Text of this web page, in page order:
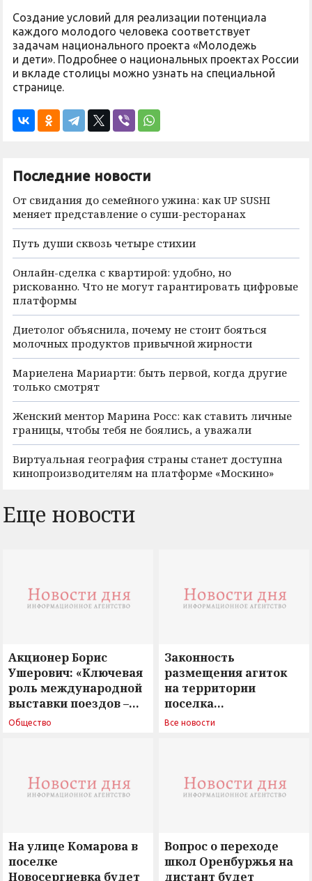
Создание условий для реализации потенциала
каждого молодого человека соответствует
задачам национального проекта «Молодежь
и дети». Подробнее о национальных проектах России
и вкладе столицы можно узнать на специальной
странице.
Последние новости
От свидания до семейного ужина: как UP SUSHI
меняет представление о суши-ресторанах
Путь души сквозь четыре стихии
Онлайн-сделка с квартирой: удобно, но
рискованно. Что не могут гарантировать цифровые
платформы
Диетолог объяснила, почему не стоит бояться
молочных продуктов привычной жирности
Мариелена Мариарти: быть первой, когда другие
только смотрят
Женский ментор Марина Росс: как ставить личные
границы, чтобы тебя не боялись, а уважали
Виртуальная география страны станет доступна
кинопроизводителям на платформе «Москино»
Еще новости
Акционер Борис
Ушерович: «Ключевая
роль международной
выставки поездов –
поиск ответов на
Общество
Законность
размещения агиток
на территории
поселка
Новосергиевка
Все новости
На улице Комарова в
поселке
Новосергиевка будет
Вопрос о переходе
школ Оренбуржья на
дистант будет